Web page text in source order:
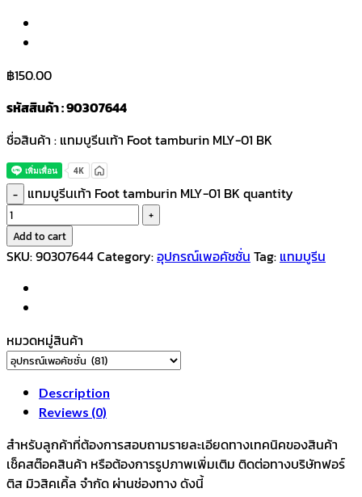
฿150.00
รหัสสินค้า : 90307644
ชื่อสินค้า : แทมบูรีนเท้า Foot tamburin MLY-01 BK
แทมบูรีนเท้า Foot tamburin MLY-01 BK quantity
Add to cart
SKU:90307644Category:อุปกรณ์เพอคัชชั่น Tag: แทมบูรีน
หมวดหมู่สินค้า
Description
Reviews (0)
สำหรับลูกค้าที่ต้องการสอบถามรายละเอียดทางเทคนิคของสินค้า
เช็คสต๊อคสินค้า หรือต้องการรูปภาพเพิ่มเติม ติดต่อทางบริษัทฟอร์
ติส มิวสิคเคิ้ล จำกัด ผ่านช่องทาง ดังนี้